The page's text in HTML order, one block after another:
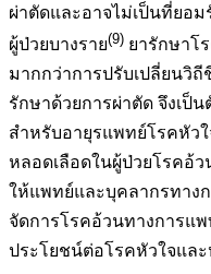
ผ่าตัดและอาจไม่เป็นที่ยอม
ผู้ป่วยบางราย(9) ยารักษาโ
มากกว่าการปรับเปลี่ยนวิ
รักษาด้วยการผ่าตัด จึงเป็
สำหรับอายุรแพทย์โรคหัว
หลอดเลือดในผู้ป่วยโรคอ้
ให้แพทย์และบุคลากรทาง
จัดการโรคอ้วนทางการแ
ประโยชน์ต่อโรคหัวใจแล